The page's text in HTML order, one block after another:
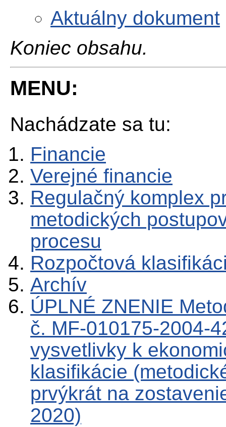
Aktuálny dokument
Koniec obsahu.
MENU:
Nachádzate sa tu:
Financie
Verejné financie
Regulačný komplex
metodických
procesu
Rozpočtová
Archív
ÚPLNÉ ZNENIE
č. MF-010175-2004-
vysvetlivky k
klasifikácie
prvýkrát na
2020)